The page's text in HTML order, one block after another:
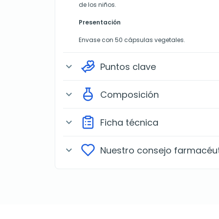
de los niños.
Presentación
Envase con 50 cápsulas vegetales.
expand_more Puntos clave
expand_more Composición
expand_more Ficha técnica
expand_more Nuestro consejo